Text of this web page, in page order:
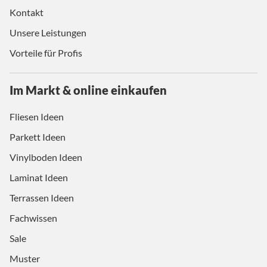
Kontakt
Unsere Leistungen
Vorteile für Profis
Im Markt & online einkaufen
Fliesen Ideen
Parkett Ideen
Vinylboden Ideen
Laminat Ideen
Terrassen Ideen
Fachwissen
Sale
Muster